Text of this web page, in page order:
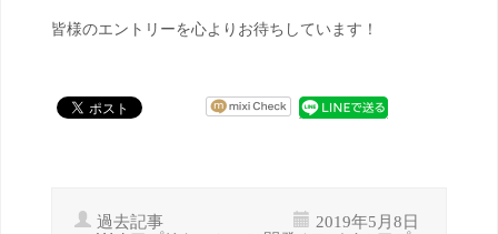
皆様のエントリーを心よりお待ちしています！
過去記事 2019年5月8日